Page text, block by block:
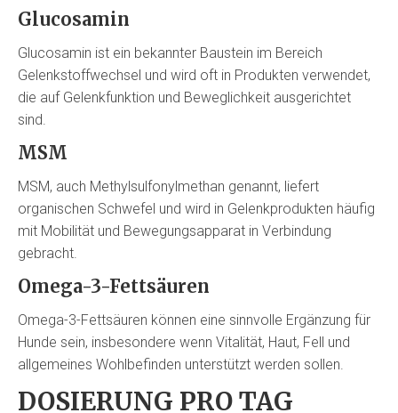
Glucosamin
Glucosamin ist ein bekannter Baustein im Bereich
Gelenkstoffwechsel und wird oft in Produkten verwendet,
die auf Gelenkfunktion und Beweglichkeit ausgerichtet
sind.
MSM
MSM, auch Methylsulfonylmethan genannt, liefert
organischen Schwefel und wird in Gelenkprodukten häufig
mit Mobilität und Bewegungsapparat in Verbindung
gebracht.
Omega-3-Fettsäuren
Omega-3-Fettsäuren können eine sinnvolle Ergänzung für
Hunde sein, insbesondere wenn Vitalität, Haut, Fell und
allgemeines Wohlbefinden unterstützt werden sollen.
DOSIERUNG PRO TAG